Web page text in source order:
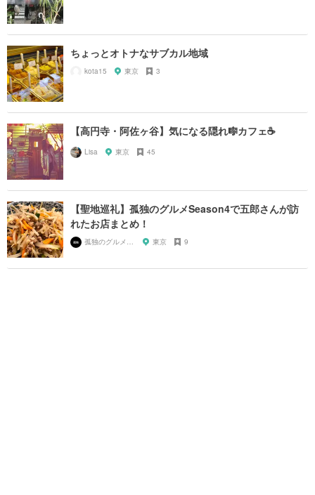
ちょっとオトナなサブカル地域
kota15 東京 3
【高円寺・阿佐ヶ谷】気になる隠れ🎼カフェ☕️
Lisa 東京 45
【聖地巡礼】孤独のグルメSeason4で五郎さんが訪
れたお店まとめ！
東京 9